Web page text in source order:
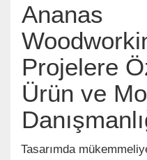
Ananas
Projelere
Ürün ve
Tasarımda